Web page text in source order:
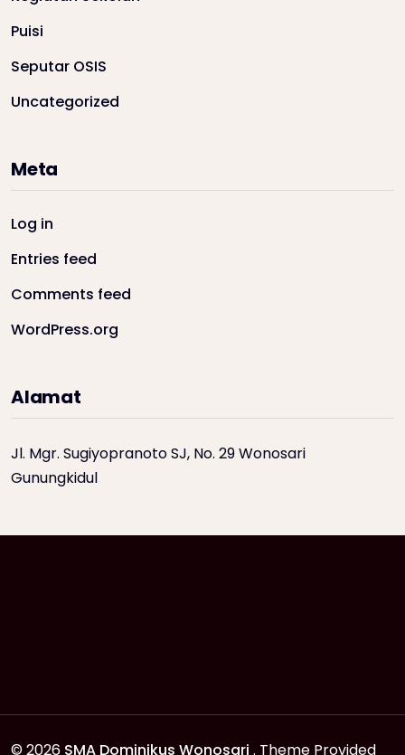
Puisi
Seputar OSIS
Uncategorized
Meta
Log in
Entries feed
Comments feed
WordPress.org
Alamat
Jl. Mgr. Sugiyopranoto SJ, No. 29 Wonosari
Gunungkidul
© 2026 SMA Dominikus Wonosari . Theme Provided